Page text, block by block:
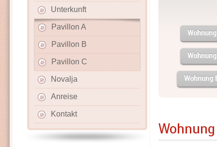
Unterkunft
Pavillon A
Pavillon B
Pavillon C
Novalja
Anreise
Kontakt
Wohnung